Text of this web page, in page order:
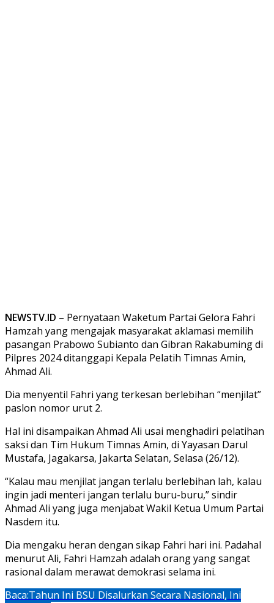
NEWSTV.ID – Pernyataan Waketum Partai Gelora Fahri
Hamzah yang mengajak masyarakat aklamasi memilih
pasangan Prabowo Subianto dan Gibran Rakabuming di
Pilpres 2024 ditanggapi Kepala Pelatih Timnas Amin,
Ahmad Ali.
Dia menyentil Fahri yang terkesan berlebihan “menjilat”
paslon nomor urut 2.
Hal ini disampaikan Ahmad Ali usai menghadiri pelatihan
saksi dan Tim Hukum Timnas Amin, di Yayasan Darul
Mustafa, Jagakarsa, Jakarta Selatan, Selasa (26/12).
“Kalau mau menjilat jangan terlalu berlebihan lah, kalau
ingin jadi menteri jangan terlalu buru-buru,” sindir
Ahmad Ali yang juga menjabat Wakil Ketua Umum Partai
Nasdem itu.
Dia mengaku heran dengan sikap Fahri hari ini. Padahal
menurut Ali, Fahri Hamzah adalah orang yang sangat
rasional dalam merawat demokrasi selama ini.
Baca:Tahun Ini BSU Disalurkan Secara Nasional, Ini